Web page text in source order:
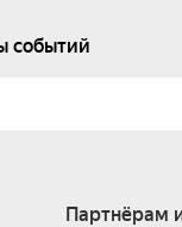
событий
Партнёрам